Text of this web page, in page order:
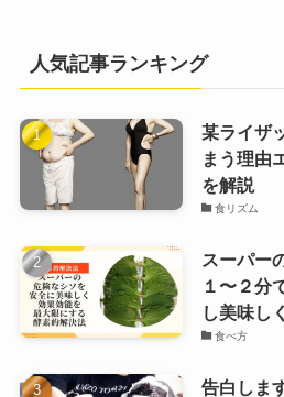
人気記事ランキング
某ライザ
まう理由
を解説
食リズム
スーパー
１〜２分
し美味し
食べ方
告白しま